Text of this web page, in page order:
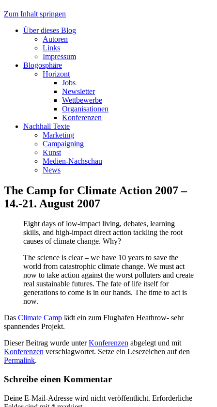
Zum Inhalt springen
Über dieses Blog
Autoren
Links
Impressum
Blogosphäre
Horizont
Jobs
Newsletter
Wettbewerbe
Organisationen
Konferenzen
Nachhall Texte
Marketing
Campaigning
Kunst
Medien-Nachschau
News
The Camp for Climate Action 2007 –
14.-21. August 2007
Eight days of low-impact living, debates, learning
skills, and high-impact direct action tackling the root
causes of climate change. Why?
The science is clear – we have 10 years to save the
world from catastrophic climate change. We must act
now to take action against the worst polluters and create
real sustainable futures. The fate of life itself for
generations to come is in our hands. The time to act is
now.
Das Climate Camp lädt ein zum Flughafen Heathrow- sehr
spannendes Projekt.
Dieser Beitrag wurde unterKonferenzen abgelegt und mit
Konferenzen verschlagwortet. Setze ein Lesezeichen auf den
Permalink.
Schreibe einen Kommentar
Deine E-Mail-Adresse wird nicht veröffentlicht. Erforderliche